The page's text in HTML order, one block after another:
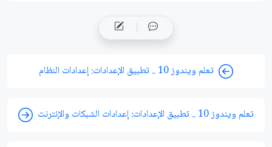
تعلم ويندوز 10 .. تطبيق الإعدادات: إعدادات النظام
تعلم ويندوز 10 .. تطبيق الإعدادات: إعدادات الشبكات والإنترنت